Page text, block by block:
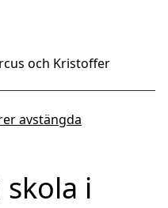
och Kristoffer
avstängda
i